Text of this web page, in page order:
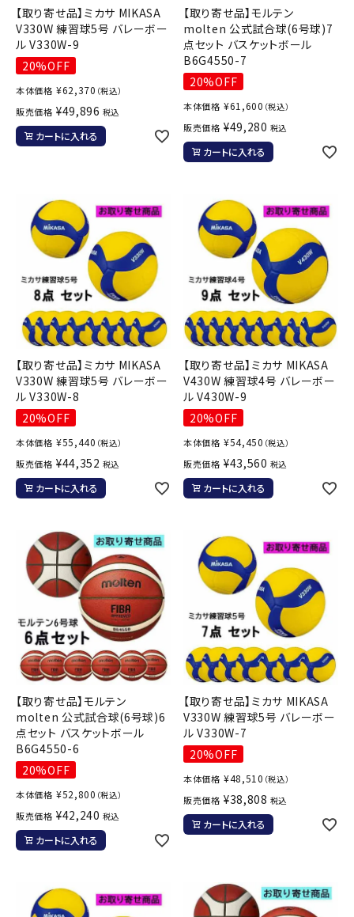
【取り寄せ品】ミカサ MIKASA
V330W 練習球5号 バレーボー
ル V330W-9
20%OFF
本体価格 ¥62,370 （税込）
販売価格 ¥49,896 税込
カートに入れる
【取り寄せ品】モルテン
molten 公式試合球(6号球)7
点セット バスケットボール
B6G4550-7
20%OFF
本体価格 ¥61,600 （税込）
販売価格 ¥49,280 税込
カートに入れる
【取り寄せ品】ミカサ MIKASA
V330W 練習球5号 バレーボー
ル V330W-8
20%OFF
本体価格 ¥55,440 （税込）
販売価格 ¥44,352 税込
カートに入れる
【取り寄せ品】ミカサ MIKASA
V430W 練習球4号 バレーボー
ル V430W-9
20%OFF
本体価格 ¥54,450 （税込）
販売価格 ¥43,560 税込
カートに入れる
【取り寄せ品】モルテン
molten 公式試合球(6号球)6
点セット バスケットボール
B6G4550-6
20%OFF
本体価格 ¥52,800 （税込）
販売価格 ¥42,240 税込
カートに入れる
【取り寄せ品】ミカサ MIKASA
V330W 練習球5号 バレーボー
ル V330W-7
20%OFF
本体価格 ¥48,510 （税込）
販売価格 ¥38,808 税込
カートに入れる